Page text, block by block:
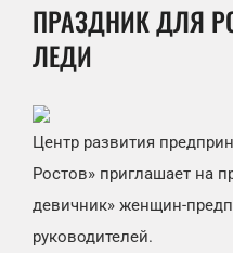
ПРАЗДНИК ДЛЯ
ЛЕДИ
Центр развития
Ростов» приглашает на
девичник» женщин-
руководителей.